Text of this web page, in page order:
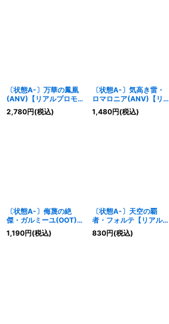
〔状態A-〕万華の鳳凰
(ANV)【リアルプロモ】
{-}《ドラゴン》
2,780円(税込)
〔状態A-〕気高き雷・
ロマロニア(ANV)【リア
ルプロモ】{-}《ドラゴ
ン》
1,480円(税込)
〔状態A-〕侮蔑の絶
傑・ガルミーユ(OOT)
【リアルプロモ】{-}
《ドラゴン》
1,190円(税込)
〔状態A-〕天空の覇
者・フォルテ【リアルプ
ロモ】{-}《ドラゴン》
830円(税込)